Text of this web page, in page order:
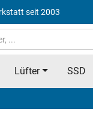
seit 2003
Lüfter SSD